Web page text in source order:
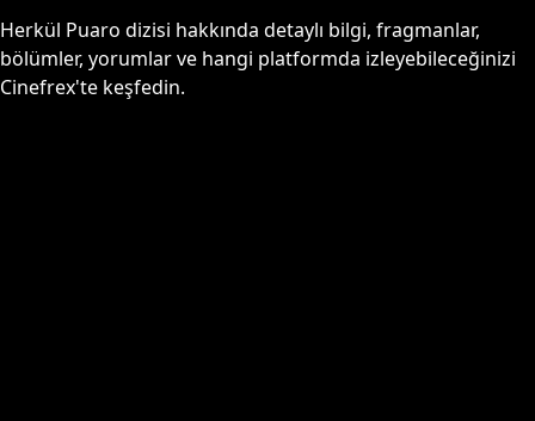
Herkül Puaro dizisi hakkında detaylı bilgi, fragmanlar,
bölümler, yorumlar ve hangi platformda izleyebileceğinizi
Cinefrex'te keşfedin.